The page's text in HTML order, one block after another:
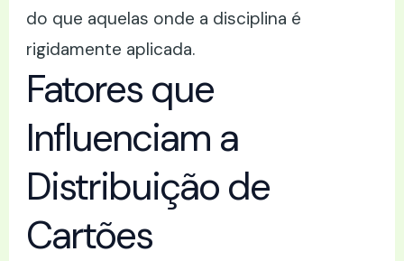
do que aquelas onde a disciplina é
rigidamente aplicada.
Fatores que
Influenciam a
Distribuição de
Cartões